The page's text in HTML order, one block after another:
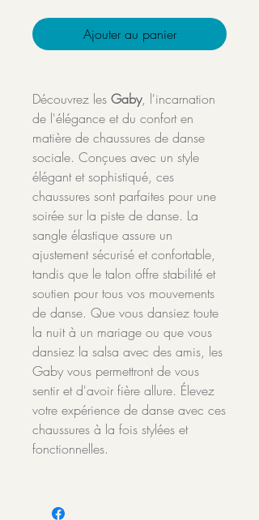
Ajouter au panier
Découvrez les Gaby, l'incarnation
de l'élégance et du confort en
matière de chaussures de danse
sociale. Conçues avec un style
élégant et sophistiqué, ces
chaussures sont parfaites pour une
soirée sur la piste de danse. La
sangle élastique assure un
ajustement sécurisé et confortable,
tandis que le talon offre stabilité et
soutien pour tous vos mouvements
de danse. Que vous dansiez toute
la nuit à un mariage ou que vous
dansiez la salsa avec des amis, les
Gaby vous permettront de vous
sentir et d'avoir fière allure. Élevez
votre expérience de danse avec ces
chaussures à la fois stylées et
fonctionnelles.